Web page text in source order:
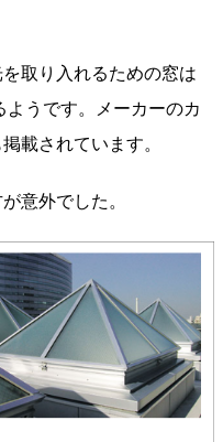
取り入れるための窓は
ようです。メーカーのカ
載されています。
意外でした。